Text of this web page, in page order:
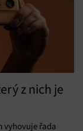
z nich je
vyhovuje řada